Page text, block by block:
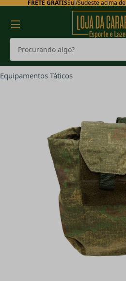
FRETE GRÁTISSul/Sudeste acima de
Equipamentos Táticos